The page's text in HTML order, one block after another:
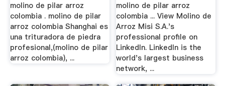
molino de pilar arroz
colombia . molino de pilar
arroz colombia Shanghai es
una trituradora de piedra
profesional,(molino de pilar
arroz colombia), ...
molino de pilar arroz
colombia ... View Molino de
Arroz Misi S.A.'s
professional profile on
LinkedIn. LinkedIn is the
world's largest business
network, ...